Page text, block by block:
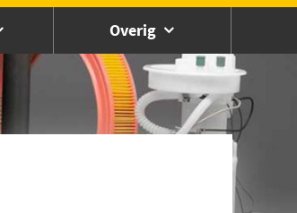
Overig